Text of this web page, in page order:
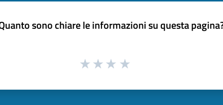
sono chiare le informazioni su questa